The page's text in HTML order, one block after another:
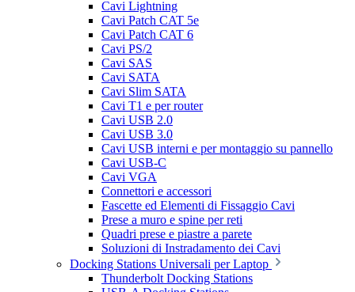
Cavi Lightning
Cavi Patch CAT 5e
Cavi Patch CAT 6
Cavi PS/2
Cavi SAS
Cavi SATA
Cavi Slim SATA
Cavi T1 e per router
Cavi USB 2.0
Cavi USB 3.0
Cavi USB interni e per montaggio su pannello
Cavi USB-C
Cavi VGA
Connettori e accessori
Fascette ed Elementi di Fissaggio Cavi
Prese a muro e spine per reti
Quadri prese e piastre a parete
Soluzioni di Instradamento dei Cavi
Docking Stations Universali per Laptop
Thunderbolt Docking Stations